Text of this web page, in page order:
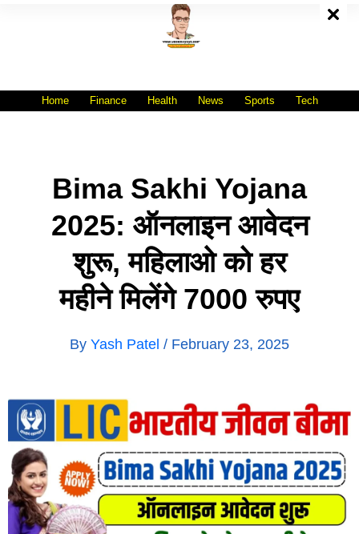
Home Finance Health News Sports Tech
Bima Sakhi Yojana
2025: ऑनलाइन आवेदन
शुरू, महिलाओ को हर
महीने मिलेंगे 7000 रुपए
By Yash Patel / February 23, 2025